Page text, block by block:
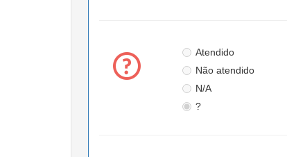
Atendido
Não atendido
N/A
?